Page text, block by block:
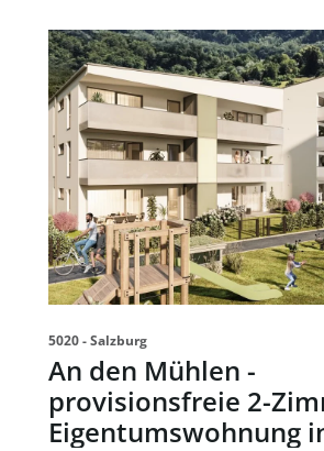
link to page An den Mühlen -
5020 - Salzburg
An den Mühlen -
provisionsfreie 2-
Eigentumswohnung